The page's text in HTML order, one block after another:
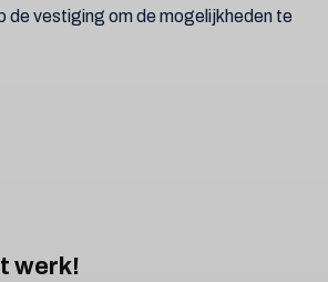
de vestiging om de mogelijkheden te
werk!